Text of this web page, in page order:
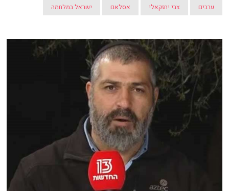
ערבים צבי יחזקאלי אסלאם ישראל במלחמה